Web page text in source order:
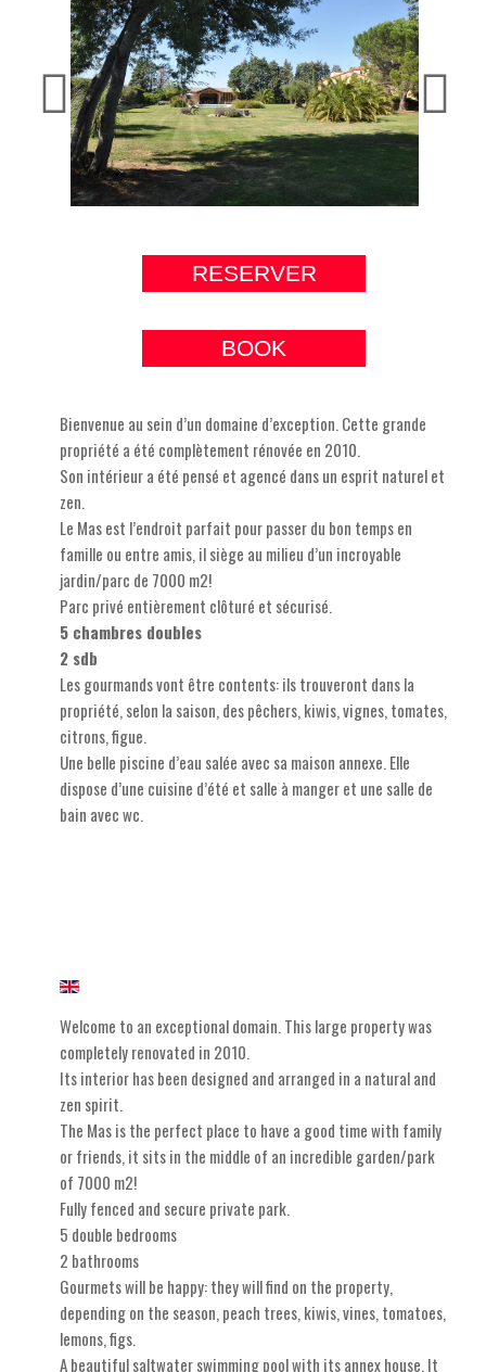
RESERVER
BOOK
Bienvenue au sein d’un domaine d’exception. Cette grande
propriété a été complètement rénovée en 2010.
Son intérieur a été pensé et agencé dans un esprit naturel et
zen.
Le Mas est l’endroit parfait pour passer du bon temps en
famille ou entre amis, il siège au milieu d’un incroyable
jardin/parc de 7000 m2!
Parc privé entièrement clôturé et sécurisé.
5 chambres doubles
2 sdb
Les gourmands vont être contents: ils trouveront dans la
propriété, selon la saison, des pêchers, kiwis, vignes, tomates,
citrons, figue.
Une belle piscine d’eau salée avec sa maison annexe. Elle
dispose d’une cuisine d’été et salle à manger et une salle de
bain avec wc.
Welcome to an exceptional domain. This large property was
completely renovated in 2010.
Its interior has been designed and arranged in a natural and
zen spirit.
The Mas is the perfect place to have a good time with family
or friends, it sits in the middle of an incredible garden/park
of 7000 m2!
Fully fenced and secure private park.
5 double bedrooms
2 bathrooms
Gourmets will be happy: they will find on the property,
depending on the season, peach trees, kiwis, vines, tomatoes,
lemons, figs.
A beautiful saltwater swimming pool with its annex house. It